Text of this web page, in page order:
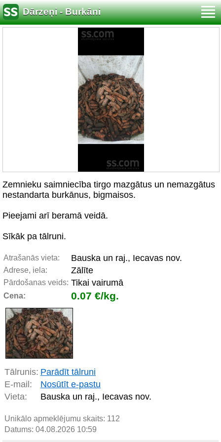
Dārzeņi - Burkāni
Zemnieku saimniecība tirgo mazgātus un nemazgātus
nestandarta burkānus, bigmaisos.
Pieejami arī beramā veidā.
Sīkāk pa tālruni.
Atrašanās vieta: Bauska un raj., Iecavas nov.
Adrese, iela: Zālīte
Pārdošanas veids: Tikai vairumā
Cena: 0.07 €/kg.
Tālrunis: Parādīt tālruni
E-mail:
Nosūtīt e-pastu
Vieta:
Bauska un raj., Iecavas nov.
Unikālo apmeklējumu skaits: 112
Datums: 04.08.2026 10:59